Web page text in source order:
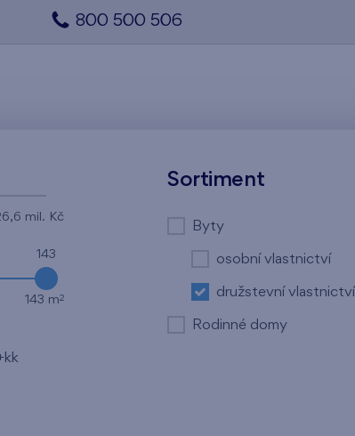
800 500 506
mil. Kč
143
143 m2
Sortiment
Byty
osobní vlastnictví
družstevní vlastnictví
Rodinné domy